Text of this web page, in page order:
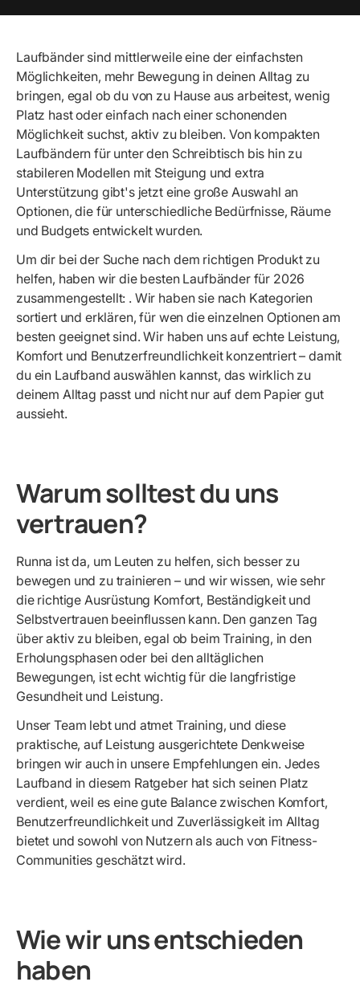
Laufbänder sind mittlerweile eine der einfachsten
Möglichkeiten, mehr Bewegung in deinen Alltag zu
bringen, egal ob du von zu Hause aus arbeitest, wenig
Platz hast oder einfach nach einer schonenden
Möglichkeit suchst, aktiv zu bleiben. Von kompakten
Laufbändern für unter den Schreibtisch bis hin zu
stabileren Modellen mit Steigung und extra
Unterstützung gibt's jetzt eine große Auswahl an
Optionen, die für unterschiedliche Bedürfnisse, Räume
und Budgets entwickelt wurden.
Um dir bei der Suche nach dem richtigen Produkt zu
helfen, haben wir die besten Laufbänder für 2026
zusammengestellt: . Wir haben sie nach Kategorien
sortiert und erklären, für wen die einzelnen Optionen am
besten geeignet sind. Wir haben uns auf echte Leistung,
Komfort und Benutzerfreundlichkeit konzentriert – damit
du ein Laufband auswählen kannst, das wirklich zu
deinem Alltag passt und nicht nur auf dem Papier gut
aussieht.
Warum solltest du uns
vertrauen?
Runna ist da, um Leuten zu helfen, sich besser zu
bewegen und zu trainieren – und wir wissen, wie sehr
die richtige Ausrüstung Komfort, Beständigkeit und
Selbstvertrauen beeinflussen kann. Den ganzen Tag
über aktiv zu bleiben, egal ob beim Training, in den
Erholungsphasen oder bei den alltäglichen
Bewegungen, ist echt wichtig für die langfristige
Gesundheit und Leistung.
Unser Team lebt und atmet Training, und diese
praktische, auf Leistung ausgerichtete Denkweise
bringen wir auch in unsere Empfehlungen ein. Jedes
Laufband in diesem Ratgeber hat sich seinen Platz
verdient, weil es eine gute Balance zwischen Komfort,
Benutzerfreundlichkeit und Zuverlässigkeit im Alltag
bietet und sowohl von Nutzern als auch von Fitness-
Communities geschätzt wird.
Wie wir uns entschieden
haben